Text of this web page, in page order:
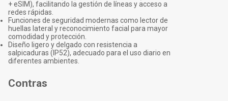
+ eSIM), facilitando la gestión de líneas y acceso a
redes rápidas.
Funciones de seguridad modernas como lector de
huellas lateral y reconocimiento facial para mayor
comodidad y protección.
Diseño ligero y delgado con resistencia a
salpicaduras (IP52), adecuado para el uso diario en
diferentes ambientes.
Contras